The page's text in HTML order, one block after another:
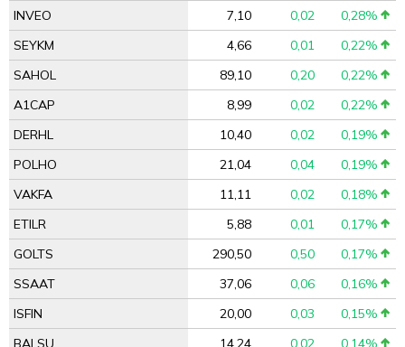
INVEO
7,10 0,02
0,28%
SEYKM
4,66 0,01
0,22%
SAHOL
89,10 0,20
0,22%
A1CAP
8,99 0,02
0,22%
DERHL
10,40 0,02
0,19%
POLHO
21,04 0,04
0,19%
VAKFA
11,11 0,02
0,18%
ETILR
5,88 0,01
0,17%
GOLTS
290,50 0,50
0,17%
SSAAT
37,06 0,06
0,16%
ISFIN
20,00 0,03
0,15%
BALSU
14,24 0,02
0,14%